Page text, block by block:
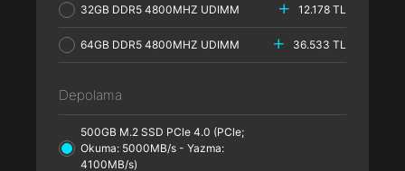
32GB DDR5 4800MHZ UDIMM 12.178 TL
64GB DDR5 4800MHZ UDIMM 36.533 TL
Depolama
500GB M.2 SSD PCle 4.0 (PCle;
Okuma: 5000MB/s - Yazma:
4100MB/s)